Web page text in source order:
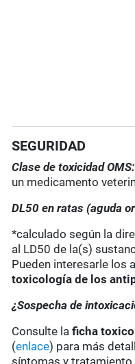
SEGURIDAD
Clase de toxicidad OMS:
un medicamento
DL50 en ratas (aguda
*calculado según la
al LD50 de la(s)
Pueden interesarle los
toxicología de los
¿Sospecha de
Consulte laficha
(enlace) para más